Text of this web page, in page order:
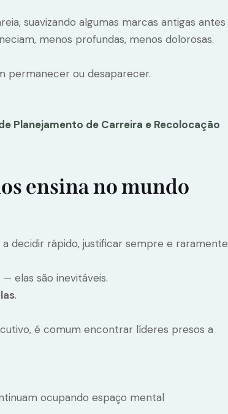
suavizando algumas marcas antigas antes
menos profundas, menos dolorosas.
permanecer ou desaparecer.
Planejamento de Carreira e Recolocação
ensina no mundo
decidir rápido, justificar sempre e raramente
elas são inevitáveis.
.
é comum encontrar líderes presos a
ocupando espaço mental